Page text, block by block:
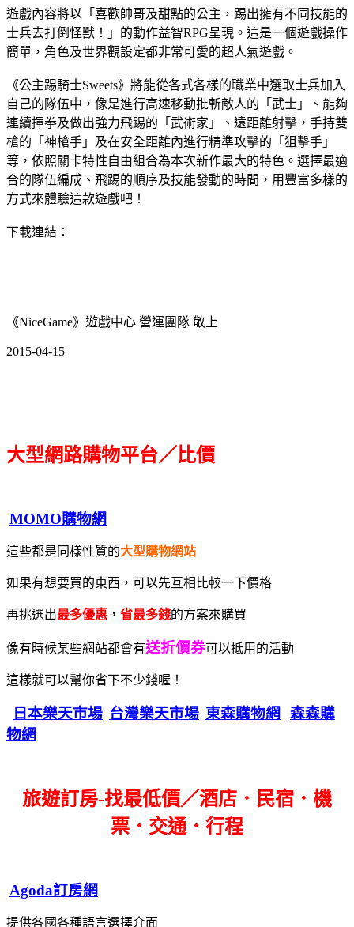
遊戲內容將以「喜歡帥哥及甜點的公主，踢出擁有不同技能的
士兵去打倒怪獸！」的動作益智RPG呈現。這是一個遊戲操作
簡單，角色及世界觀設定都非常可愛的超人氣遊戲。
《公主踢騎士Sweets》將能從各式各樣的職業中選取士兵加入
自己的隊伍中，像是進行高速移動批斬敵人的「武士」、能夠
連續揮拳及做出強力飛踢的「武術家」、遠距離射擊，手持雙
槍的「神槍手」及在安全距離內進行精準攻擊的「狙擊手」
等，依照關卡特性自由組合為本次新作最大的特色。選擇最適
合的隊伍編成、飛踢的順序及技能發動的時間，用豐富多樣的
方式來體驗這款遊戲吧！
下載連結：
《NiceGame》遊戲中心 營運團隊 敬上
2015-04-15
大型網路購物平台／比價
MOMO購物網
這些都是同樣性質的大型購物網站
如果有想要買的東西，可以先互相比較一下價格
再挑選出最多優惠 ， 省最多錢的方案來購買
像有時候某些網站都會有送折價券可以抵用的活動
這樣就可以幫你省下不少錢喔！
日本樂天市場 台灣樂天市場 東森購物網
森森購
物網
旅遊訂房-找最低價／酒店．民宿．機
票．交通．行程
Agoda訂房網
提供各國各種語言選擇介面